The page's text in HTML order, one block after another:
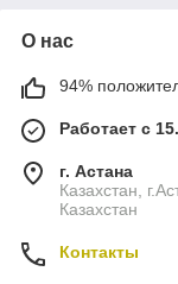
О нас
94%
Работает с
г. Астана
Казахстан,
Казахстан
Контакты